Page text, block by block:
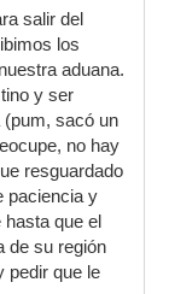
salir del
los
aduana.
y ser
(pum, sacó un
no hay
resguardado
paciencia y
que el
de su región
pedir que le